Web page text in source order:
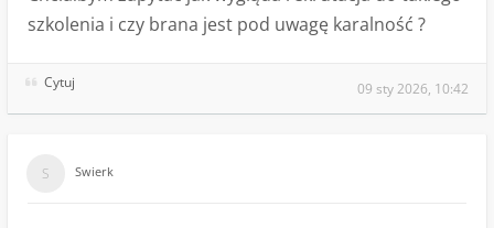
szkolenia i czy brana jest pod uwagę karalność ?
Cytuj 09 sty 2026, 10:42
Swierk